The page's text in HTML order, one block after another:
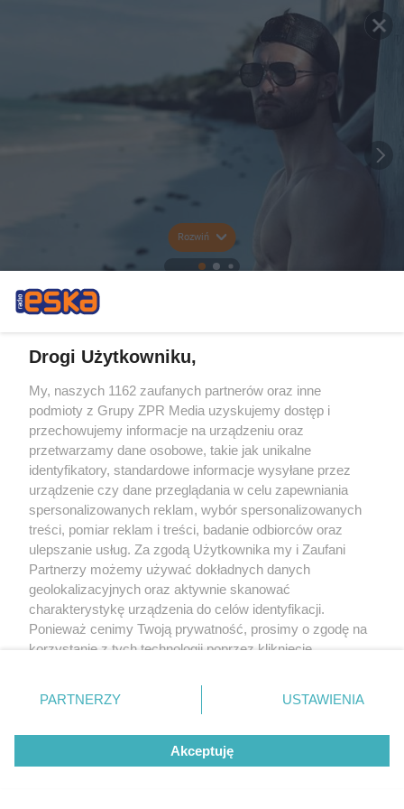
Rozwiń
Drogi Użytkowniku,
My, naszych 1162 zaufanych partnerów oraz inne
podmioty z Grupy ZPR Media uzyskujemy dostęp i
przechowujemy informacje na urządzeniu oraz
przetwarzamy dane osobowe, takie jak unikalne
identyfikatory, standardowe informacje wysyłane przez
urządzenie czy dane przeglądania w celu zapewniania
spersonalizowanych reklam, wybór spersonalizowanych
treści, pomiar reklam i treści, badanie odbiorców oraz
ulepszanie usług. Za zgodą Użytkownika my i Zaufani
Partnerzy możemy używać dokładnych danych
geolokalizacyjnych oraz aktywnie skanować
charakterystykę urządzenia do celów identyfikacji.
Ponieważ cenimy Twoją prywatność, prosimy o zgodę na
korzystanie z tych technologii poprzez kliknięcie
zmienić/wycofać klikając przycisk ustawień prywatności
znajdujący się w lewym dolnym rogu strony
rodzaje przetwarzania danych nie wymagają zgody
użytkownika, ale masz prawo sprzeciwić się takiemu
przetwarzaniu. Preferencje będą miały zastosowanie tylko
PARTNERZY USTAWIENIA
Akceptuję